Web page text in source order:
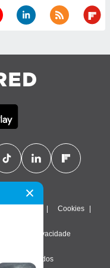
Cookies
de privacidade
reservados